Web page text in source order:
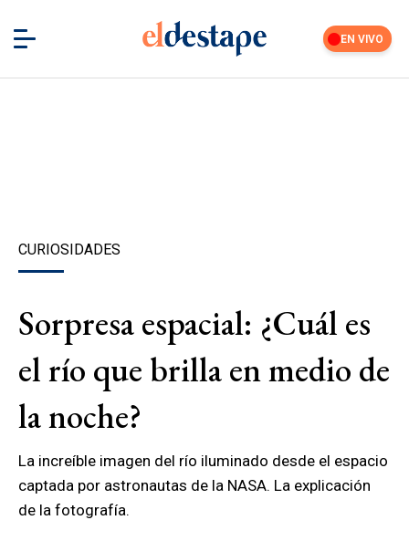
EN VIVO
CURIOSIDADES
Sorpresa espacial: ¿Cuál es
el río que brilla en medio de
la noche?
La increíble imagen del río iluminado desde el espacio
captada por astronautas de la NASA. La explicación
de la fotografía.